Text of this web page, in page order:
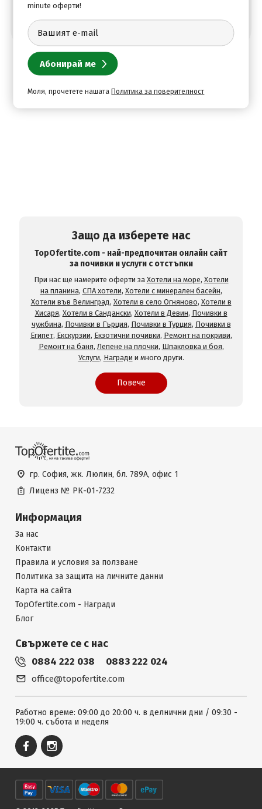
Защо да изберете нас
TopOfertite.com - най-предпочитан онлайн сайт
за почивки и услуги с отстъпки
При нас ще намерите оферти за Хотели на море, Хотели
на планина, СПА хотели, Хотели с минерален басейн,
Хотели във Велинград, Хотели в село Огняново, Хотели в
Хисаря, Хотели в Сандански, Хотели в Девин, Почивки в
чужбина, Почивки в Гърция, Почивки в Турция, Почивки в
Египет, Екскурзии, Екзотични почивки, Ремонт на покриви,
Ремонт на баня, Лепене на плочки, Шпакловка и боя,
Услуги, Награди и много други.
Повече
гр. София, жк. Люлин, бл. 789А, офис 1
Лиценз № РК-01-7232
Информация
За нас
Контакти
Правила и условия за ползване
Политика за защита на личните данни
Карта на сайта
TopOfertite.com - Награди
Блог
Свържете се с нас
0884 222 038 0883 222 024
office@topofertite.com
Работно време: 09:00 до 20:00 ч. в делнични дни / 09:30 -
19:00 ч. събота и неделя
minute оферти!
Моля, прочетете нашатаПолитика за поверителност